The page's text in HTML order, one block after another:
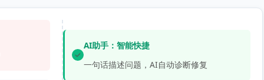
AI助手：智能快捷
一句话描述问题，AI自动诊断修复